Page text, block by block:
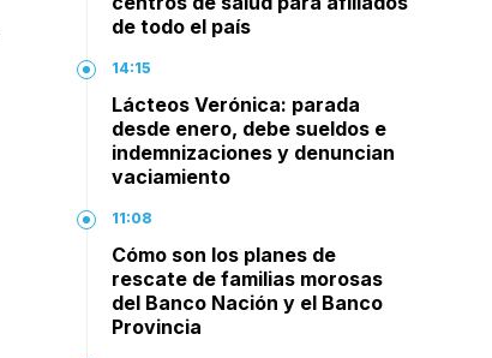
de todo el país
14:15
Lácteos Verónica: parada
desde enero, debe sueldos e
indemnizaciones y denuncian
vaciamiento
11:08
Cómo son los planes de
rescate de familias morosas
del Banco Nación y el Banco
Provincia